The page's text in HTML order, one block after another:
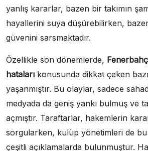
yanlış kararlar, bazen bir takımın
hayallerini suya düşürebilirken,
güvenini sarsmaktadır.
Özellikle son dönemlerde,
hataları konusunda dikkat çeken
yaşanmıştır. Bu olaylar, sadece
medyada da geniş yankı bulmuş ve
açmıştır. Taraftarlar, hakemlerin
sorgularken, kulüp yönetimleri de bu
çeşitli açıklamalarda bulunmuştur.